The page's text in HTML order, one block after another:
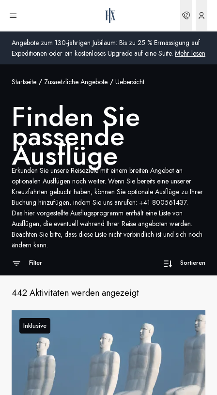
Angebote zum 130-jährigen Jubiläum: Bis zu 25 % Ermässigung auf
Expeditionen oder ein kostenloses Upgrade auf eine Suite. Mehr lesen
Menü öffnen
Schweiz
Australien
Vereinigtes Königreich (England, Schottland, Wales
und Nordirland)
USA
Deutschland
Schweiz
Frankreich
Schweden
Norwegen
Global
Startseite Zusaetzliche Angebote Uebersicht
Finden Sie
passende
Ausflüge
Erkunden Sie unsere Reiseziele mit einem breiten Angebot an
optionalen Ausflügen noch weiter. Wenn Sie bereits eine unserer
Kreuzfahrten gebucht haben, können Sie optionale Ausflüge zu Ihrer
Buchung hinzufügen, indem Sie uns anrufen: +41 800561437.
Das hier vorgestellte Ausflugsprogramm enthält eine Liste von
Ausflügen, die eventuell während Ihrer Reise angeboten werden.
Beachten Sie bitte, dass diese Liste nicht verbindlich ist und sich noch
ändern kann.
Filter Sortieren
442 Aktivitäten werden angezeigt
Inklusive